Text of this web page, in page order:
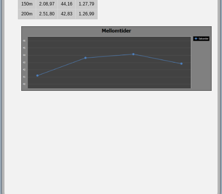
150m
2.08,97 44,16
1.27,79
200m
2.51,80 42,83 1.26,99